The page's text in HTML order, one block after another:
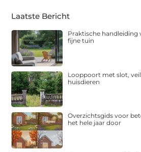
Laatste Bericht
Praktische handleiding
fijne tuin
Looppoort met slot,
huisdieren
Overzichtsgids voor
het hele jaar door